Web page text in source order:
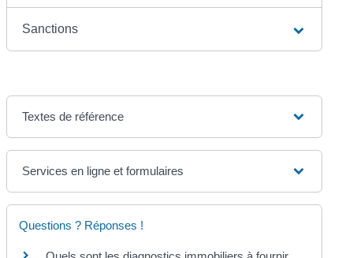
Sanctions
Textes de référence
Services en ligne et formulaires
Questions ? Réponses !